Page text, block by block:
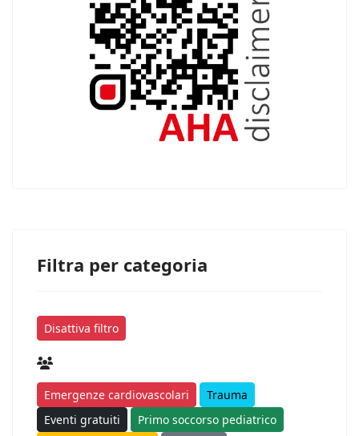
Filtra per categoria
Disattiva filtro
Emergenze cardiovascolari
Trauma
Eventi gratuiti
Primo soccorso pediatrico